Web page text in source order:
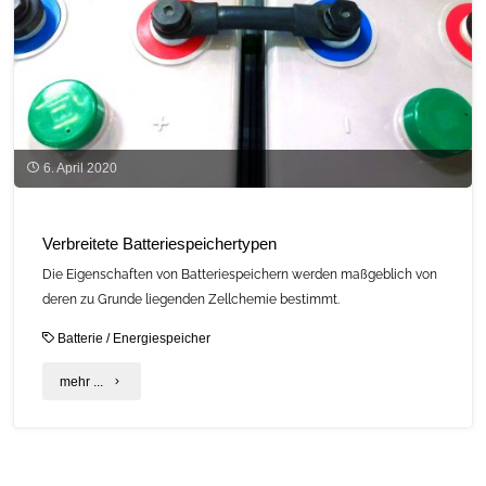
6. April 2020
Verbreitete Batteriespeichertypen
Die Eigenschaften von Batteriespeichern werden maßgeblich von
deren zu Grunde liegenden Zellchemie bestimmt.
Batterie / Energiespeicher
mehr ... "Verbreitete